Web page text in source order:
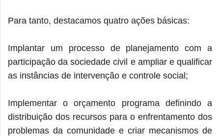
Para tanto, destacamos quatro ações básicas:
Implantar um processo de planejamento com a
participação da sociedade civil e ampliar e qualificar
as instâncias de intervenção e controle social;
Implementar o orçamento programa definindo a
distribuição dos recursos para o enfrentamento dos
problemas da comunidade e criar mecanismos de